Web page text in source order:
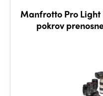
Manfrotto Pro Light
pokrov